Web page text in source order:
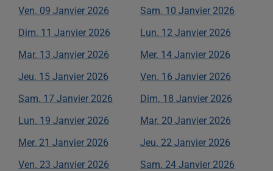
Ven. 09 Janvier 2026 Sam. 10 Janvier 2026
Dim. 11 Janvier 2026 Lun. 12 Janvier 2026
Mar. 13 Janvier 2026 Mer. 14 Janvier 2026
Jeu. 15 Janvier 2026 Ven. 16 Janvier 2026
Sam. 17 Janvier 2026 Dim. 18 Janvier 2026
Lun. 19 Janvier 2026 Mar. 20 Janvier 2026
Mer. 21 Janvier 2026 Jeu. 22 Janvier 2026
Ven. 23 Janvier 2026 Sam. 24 Janvier 2026